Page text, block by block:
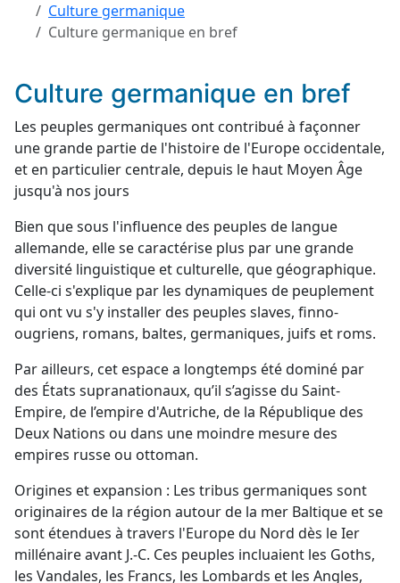
Culture germanique
Culture germanique en bref
Culture germanique en bref
Les peuples germaniques ont contribué à façonner
une grande partie de l'histoire de l'Europe occidentale,
et en particulier centrale, depuis le haut Moyen Âge
jusqu'à nos jours
Bien que sous l'influence des peuples de langue
allemande, elle se caractérise plus par une grande
diversité linguistique et culturelle, que géographique.
Celle-ci s'explique par les dynamiques de peuplement
qui ont vu s'y installer des peuples slaves, finno-
ougriens, romans, baltes, germaniques, juifs et roms.
Par ailleurs, cet espace a longtemps été dominé par
des États supranationaux, qu’il s’agisse du Saint-
Empire, de l’empire d'Autriche, de la République des
Deux Nations ou dans une moindre mesure des
empires russe ou ottoman.
Origines et expansion : Les tribus germaniques sont
originaires de la région autour de la mer Baltique et se
sont étendues à travers l'Europe du Nord dès le Ier
millénaire avant J.-C. Ces peuples incluaient les Goths,
les Vandales, les Francs, les Lombards et les Angles,